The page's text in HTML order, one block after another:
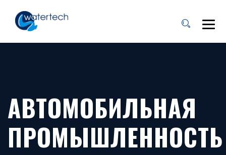
АВТОМОБИЛЬНАЯ
ПРОМЫШЛЕННОСТЬ